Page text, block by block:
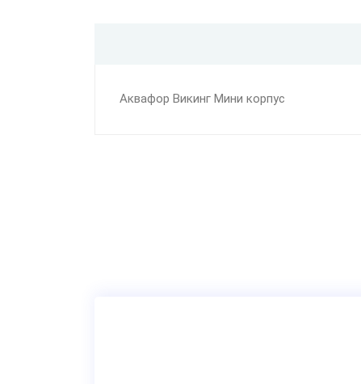
Аквафор Викинг Мини корпус